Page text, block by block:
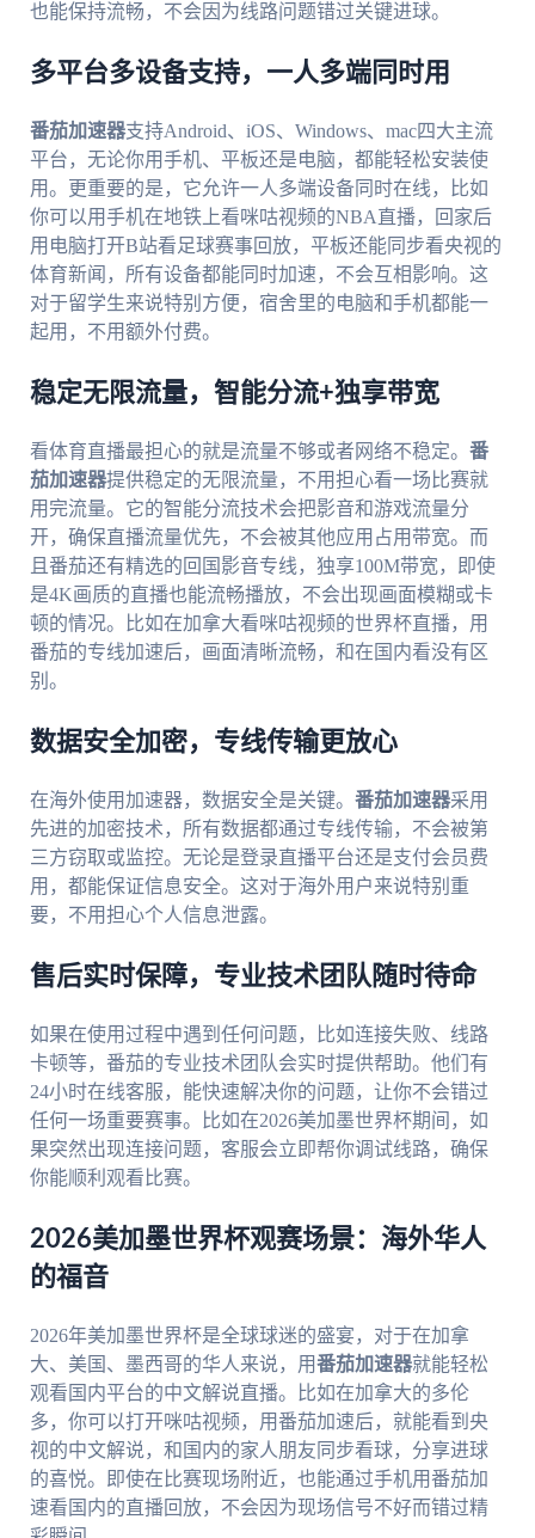
也能保持流畅，不会因为线路问题错过关键进球。
多平台多设备支持，一人多端同时用
番茄加速器支持Android、iOS、Windows、mac四大主流
平台，无论你用手机、平板还是电脑，都能轻松安装使
用。更重要的是，它允许一人多端设备同时在线，比如
你可以用手机在地铁上看咪咕视频的NBA直播，回家后
用电脑打开B站看足球赛事回放，平板还能同步看央视的
体育新闻，所有设备都能同时加速，不会互相影响。这
对于留学生来说特别方便，宿舍里的电脑和手机都能一
起用，不用额外付费。
稳定无限流量，智能分流+独享带宽
看体育直播最担心的就是流量不够或者网络不稳定。 番
茄加速器提供稳定的无限流量，不用担心看一场比赛就
用完流量。它的智能分流技术会把影音和游戏流量分
开，确保直播流量优先，不会被其他应用占用带宽。而
且番茄还有精选的回国影音专线，独享100M带宽，即使
是4K画质的直播也能流畅播放，不会出现画面模糊或卡
顿的情况。比如在加拿大看咪咕视频的世界杯直播，用
番茄的专线加速后，画面清晰流畅，和在国内看没有区
别。
数据安全加密，专线传输更放心
在海外使用加速器，数据安全是关键。 番茄加速器采用
先进的加密技术，所有数据都通过专线传输，不会被第
三方窃取或监控。无论是登录直播平台还是支付会员费
用，都能保证信息安全。这对于海外用户来说特别重
要，不用担心个人信息泄露。
售后实时保障，专业技术团队随时待命
如果在使用过程中遇到任何问题，比如连接失败、线路
卡顿等，番茄的专业技术团队会实时提供帮助。他们有
24小时在线客服，能快速解决你的问题，让你不会错过
任何一场重要赛事。比如在2026美加墨世界杯期间，如
果突然出现连接问题，客服会立即帮你调试线路，确保
你能顺利观看比赛。
2026美加墨世界杯观赛场景：海外华人
的福音
2026年美加墨世界杯是全球球迷的盛宴，对于在加拿
大、美国、墨西哥的华人来说，用番茄加速器就能轻松
观看国内平台的中文解说直播。比如在加拿大的多伦
多，你可以打开咪咕视频，用番茄加速后，就能看到央
视的中文解说，和国内的家人朋友同步看球，分享进球
的喜悦。即使在比赛现场附近，也能通过手机用番茄加
速看国内的直播回放，不会因为现场信号不好而错过精